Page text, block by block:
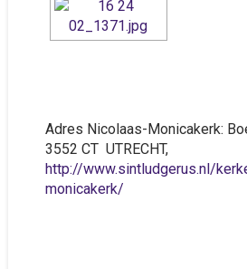
Adres Nicolaas-Monicakerk:
3552 CT UTRECHT,
http://www.sintludgerus.nl/
monicakerk/